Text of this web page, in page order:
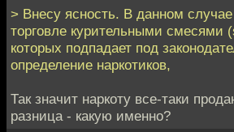
> Внесу ясность. В данном
торговле курительными смесями
которых подпадает под
определение наркотиков,
Так значит наркоту все-таки
разница - какую именно?